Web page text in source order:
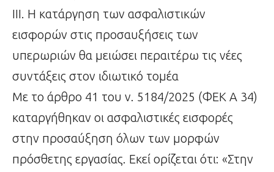
ΙΙΙ. Η κατάργηση των ασφαλιστικών
εισφορών στις προσαυξήσεις των
υπερωριών θα μειώσει περαιτέρω τις νέες
συντάξεις στον ιδιωτικό τομέα
Με το άρθρο 41 του ν. 5184/2025 (ΦΕΚ Α 34)
καταργήθηκαν οι ασφαλιστικές εισφορές
στην προσαύξηση όλων των μορφών
πρόσθετης εργασίας. Εκεί ορίζεται ότι: «Στην